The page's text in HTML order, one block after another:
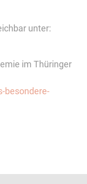
unter:
im Thüringer
besondere-